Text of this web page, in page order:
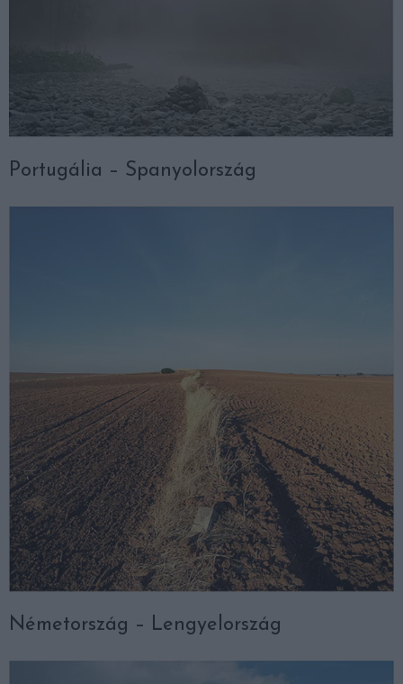
Portugália – Spanyolország
Németország – Lengyelország